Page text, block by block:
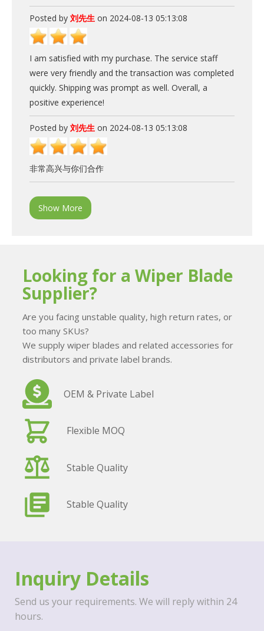
Posted by 刘先生 on 2024-08-13 05:13:08
I am satisfied with my purchase. The service staff
were very friendly and the transaction was completed
quickly. Shipping was prompt as well. Overall, a
positive experience!
Posted by 刘先生 on 2024-08-13 05:13:08
非常高兴与你们合作
Show More
Looking for a Wiper Blade
Supplier?
Are you facing unstable quality, high return rates, or
too many SKUs?
We supply wiper blades and related accessories for
distributors and private label brands.
OEM & Private Label
Flexible MOQ
Stable Quality
Stable Quality
Inquiry Details
Send us your requirements. We will reply within 24
hours.